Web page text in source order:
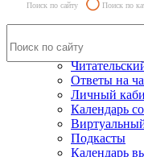
Поиск по сайту Поиск по
Ответы на
Личный
Календарь
Подкасты
Календарь